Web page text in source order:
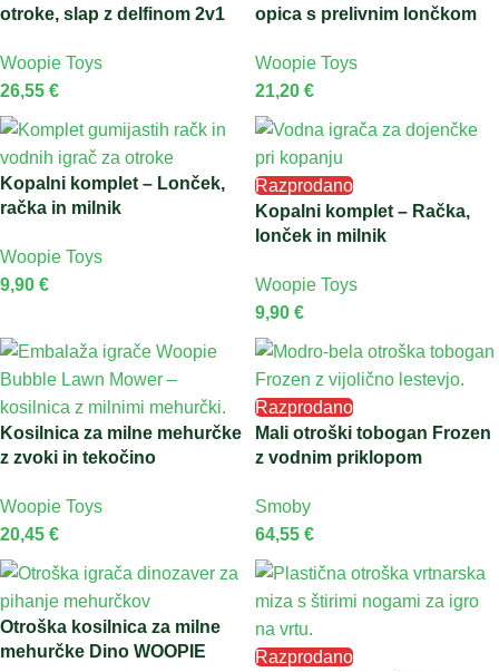
otroke, slap z delfinom 2v1
Woopie Toys
26,55 €
opica s prelivnim lončkom
Woopie Toys
21,20 €
Kopalni komplet – Lonček,
račka in milnik
Woopie Toys
9,90 €
Razprodano
Kopalni komplet – Račka,
lonček in milnik
Woopie Toys
9,90 €
Kosilnica za milne mehurčke
z zvoki in tekočino
Woopie Toys
20,45 €
Razprodano
Mali otroški tobogan Frozen
z vodnim priklopom
Smoby
64,55 €
Otroška kosilnica za milne
mehurčke Dino WOOPIE
Razprodano